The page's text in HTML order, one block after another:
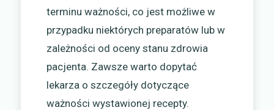
terminu ważności, co jest możliwe w
przypadku niektórych preparatów lub w
zależności od oceny stanu zdrowia
pacjenta. Zawsze warto dopytać
lekarza o szczegóły dotyczące
ważności wystawionej recepty.